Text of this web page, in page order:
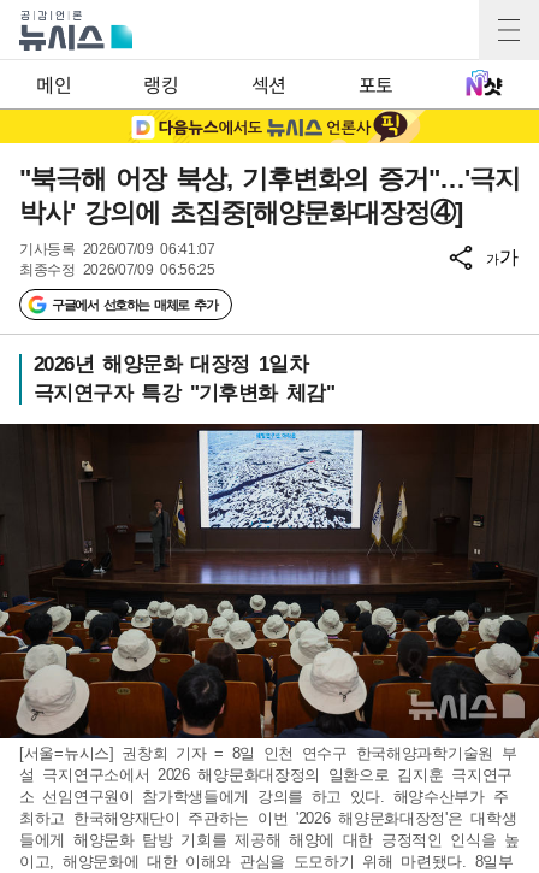
메인 랭킹 섹션 포토
"북극해 어장 북상, 기후변화의 증거"…'극지
박사' 강의에 초집중[해양문화대장정④]
기사등록 2026/07/09 06:41:07
최종수정 2026/07/09 06:56:25
구글에서 선호하는 매체로 추가
가가
2026년 해양문화 대장정 1일차
극지연구자 특강 "기후변화 체감"
[서울=뉴시스] 권창회 기자 = 8일 인천 연수구 한국해양과학기술원 부
설 극지연구소에서 2026 해양문화대장정의 일환으로 김지훈 극지연구
소 선임연구원이 참가학생들에게 강의를 하고 있다. 해양수산부가 주
최하고 한국해양재단이 주관하는 이번 '2026 해양문화대장정'은 대학생
들에게 해양문화 탐방 기회를 제공해 해양에 대한 긍정적인 인식을 높
이고, 해양문화에 대한 이해와 관심을 도모하기 위해 마련됐다. 8일부